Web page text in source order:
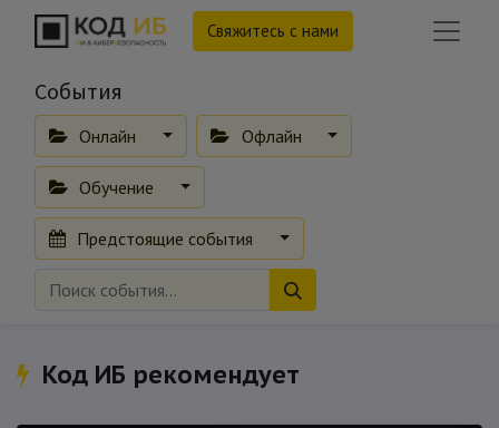
Свяжитесь с нами
События
Онлайн Офлайн
Обучение
Предстоящие события
Код ИБ рекомендует